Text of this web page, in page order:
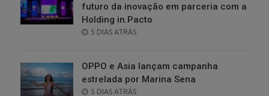
futuro da inovação em parceria com a
Holding in.Pacto
POSTED
5 DIAS ATRÁS
OPPO e Asia lançam campanha
estrelada por Marina Sena
POSTED
5 DIAS ATRÁS